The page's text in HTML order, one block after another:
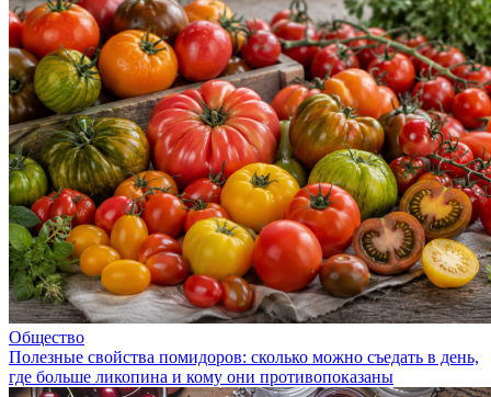
Общество
Полезные свойства помидоров: сколько можно съедать в день,
где больше ликопина и кому они противопоказаны